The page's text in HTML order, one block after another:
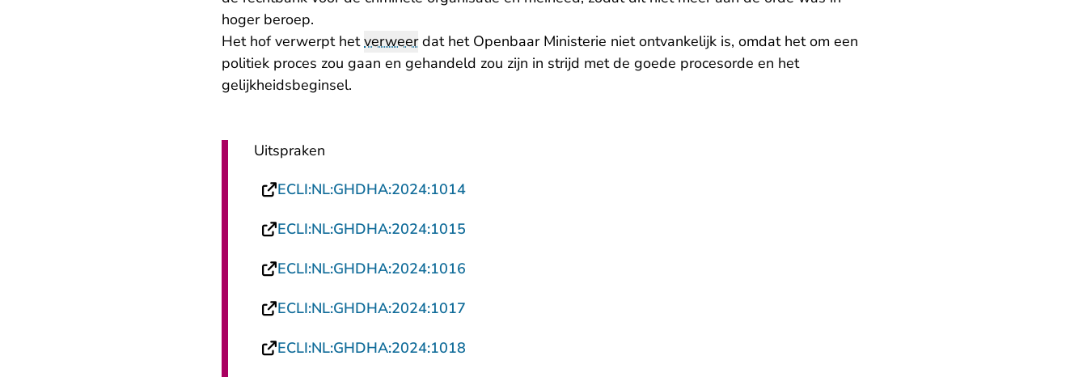
hoger beroep.
Het hof verwerpt hetverweerdat het Openbaar Ministerie niet ontvankelijk is, omdat het om een
politiek proces zou gaan en gehandeld zou zijn in strijd met de goede procesorde en het
gelijkheidsbeginsel.
Uitspraken
ECLI:NL:GHDHA:2024:1014- U verlaat Rechtspraak.nl
ECLI:NL:GHDHA:2024:1015
ECLI:NL:GHDHA:2024:1016
ECLI:NL:GHDHA:2024:1017
ECLI:NL:GHDHA:2024:1018